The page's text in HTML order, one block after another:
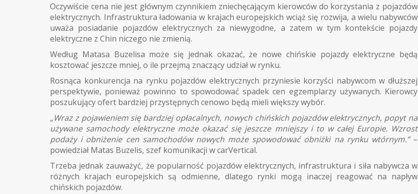
Oczywiście cena nie jest głównym czynnikiem zniechęcającym kierowców do korzystania z pojazdów
elektrycznych. Infrastruktura ładowania w krajach europejskich wciąż się rozwija, a wielu nabywców
uważa posiadanie pojazdów elektrycznych za niewygodne, a zatem w tym kontekście pojazdy
elektryczne z Chin niczego nie zmienią.
Według Matasa Buzelisa może się jednak okazać, że nowe chińskie pojazdy elektryczne będą
kosztować jeszcze mniej, o ile przejmą znaczący udział w rynku.
Rosnąca konkurencja na rynku pojazdów elektrycznych przyniesie korzyści nabywcom w dłuższej
perspektywie, ponieważ powinno to spowodować spadek cen egzemplarzy używanych. Kierowcy
poszukujący ofert bardziej przystępnych cenowo będą mieli większy wybór.
„Wraz z pojawieniem się bardziej opłacalnych, nowych chińskich pojazdów elektrycznych, popyt na
używane samochody elektryczne może okazać się jeszcze mniejszy i to w całej Europie. Wzrost
podaży i obniżenie cen samochodów nowych może spowodować obniżki na rynku wtórnym.” –
powiedział Matas Buzelis, szef komunikacji w carVertical.
Trzeba jednak zauważyć, że popularność pojazdów elektrycznych, infrastruktura i siła nabywcza w
różnych krajach europejskich są odmienne, dlatego rynki mogą inaczej reagować na napływ
chińskich pojazdów.